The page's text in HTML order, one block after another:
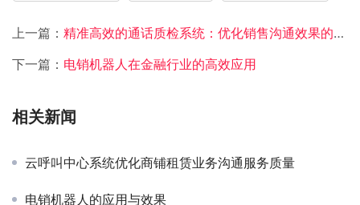
上一篇： 精准高效的通话质检系统：优化销售沟通效果的利器
下一篇： 电销机器人在金融行业的高效应用
相关新闻
云呼叫中心系统优化商铺租赁业务沟通服务质量
电销机器人的应用与效果